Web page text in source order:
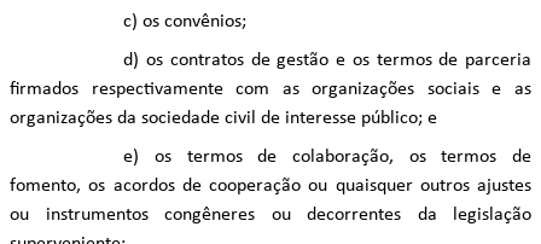
c) os convênios;
d) os contratos de gestão e os termos de parceria
firmados respectivamente com as organizações sociais e as
organizações da sociedade civil de interesse público; e
e) os termos de colaboração, os termos de
fomento, os acordos de cooperação ou quaisquer outros ajustes
ou instrumentos congêneres ou decorrentes da legislação